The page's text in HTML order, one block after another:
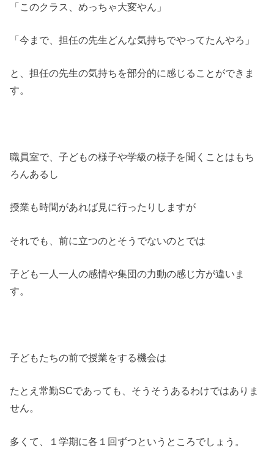
「このクラス、めっちゃ大変やん」
「今まで、担任の先生どんな気持ちでやってたんやろ」
と、担任の先生の気持ちを部分的に感じることができま
す。
職員室で、子どもの様子や学級の様子を聞くことはもち
ろんあるし
授業も時間があれば見に行ったりしますが
それでも、前に立つのとそうでないのとでは
子ども一人一人の感情や集団の力動の感じ方が違いま
す。
子どもたちの前で授業をする機会は
たとえ常勤SCであっても、そうそうあるわけではありま
せん。
多くて、１学期に各１回ずつというところでしょう。